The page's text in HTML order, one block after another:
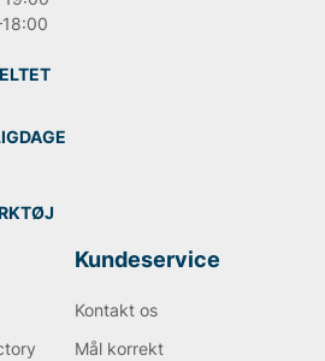
Kundeservice
Kontakt os
Mål korrekt